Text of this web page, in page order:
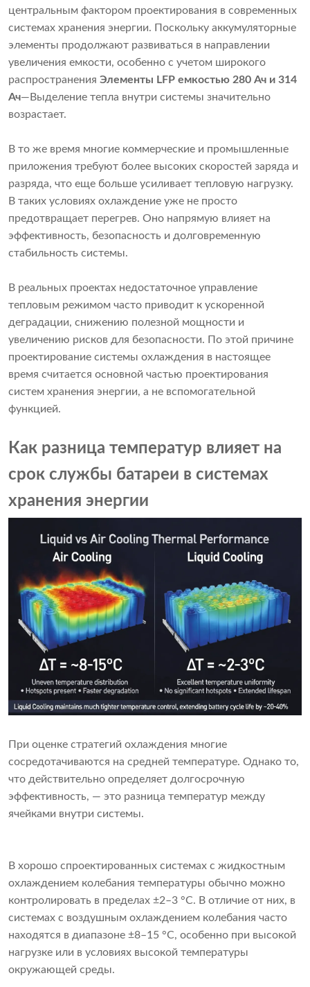
центральным фактором проектирования в современных
системах хранения энергии. Поскольку аккумуляторные
элементы продолжают развиваться в направлении
увеличения емкости, особенно с учетом широкого
распространения Элементы LFP емкостью 280 Ач и 314
Ач—Выделение тепла внутри системы значительно
возрастает.
В то же время многие коммерческие и промышленные
приложения требуют более высоких скоростей заряда и
разряда, что еще больше усиливает тепловую нагрузку.
В таких условиях охлаждение уже не просто
предотвращает перегрев. Оно напрямую влияет на
эффективность, безопасность и долговременную
стабильность системы.
В реальных проектах недостаточное управление
тепловым режимом часто приводит к ускоренной
деградации, снижению полезной мощности и
увеличению рисков для безопасности. По этой причине
проектирование системы охлаждения в настоящее
время считается основной частью проектирования
систем хранения энергии, а не вспомогательной
функцией.
Как разница температур влияет на
срок службы батареи в системах
хранения энергии
При оценке стратегий охлаждения многие
сосредотачиваются на средней температуре. Однако то,
что действительно определяет долгосрочную
эффективность, — это разница температур между
ячейками внутри системы.
В хорошо спроектированных системах с жидкостным
охлаждением колебания температуры обычно можно
контролировать в пределах ±2–3 °C. В отличие от них, в
системах с воздушным охлаждением колебания часто
находятся в диапазоне ±8–15 °C, особенно при высокой
нагрузке или в условиях высокой температуры
окружающей среды.